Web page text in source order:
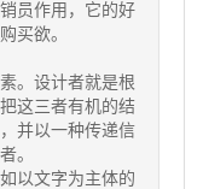
员作用，它的好
买欲。
。设计者就是根
这三者有机的结
并以一种传递信
。
以文字为主体的